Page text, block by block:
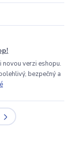
novou verzi eshopu.
bezpečný a